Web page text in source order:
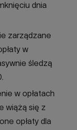
dnia
zarządzane
w
śledzą
w opłatach
wiążą się z
opłaty dla